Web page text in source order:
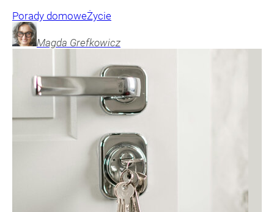
Porady domoweŻycie
Magda Grefkowicz